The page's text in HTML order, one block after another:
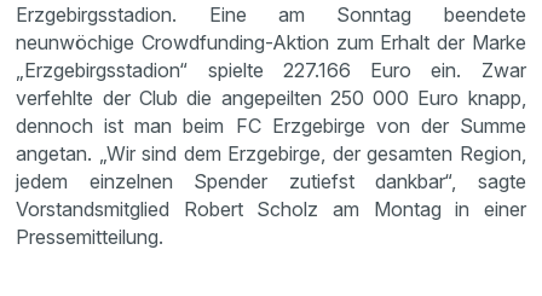
Erzgebirgsstadion. Eine am Sonntag beendete
neunwöchige Crowdfunding-Aktion zum Erhalt der Marke
„Erzgebirgsstadion“ spielte 227.166 Euro ein. Zwar
verfehlte der Club die angepeilten 250 000 Euro knapp,
dennoch ist man beim FC Erzgebirge von der Summe
angetan. „Wir sind dem Erzgebirge, der gesamten Region,
jedem einzelnen Spender zutiefst dankbar“, sagte
Vorstandsmitglied Robert Scholz am Montag in einer
Pressemitteilung.